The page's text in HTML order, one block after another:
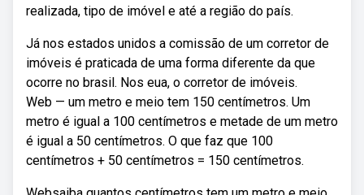
realizada, tipo de imóvel e até a região do país.
Já nos estados unidos a comissão de um corretor de
imóveis é praticada de uma forma diferente da que
ocorre no brasil. Nos eua, o corretor de imóveis.
Web — um metro e meio tem 150 centímetros. Um
metro é igual a 100 centímetros e metade de um metro
é igual a 50 centímetros. O que faz que 100
centímetros + 50 centímetros = 150 centímetros.